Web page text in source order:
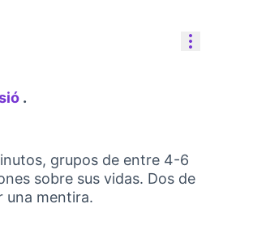
.
grupos de entre 4-6
sobre sus vidas. Dos de
una mentira.